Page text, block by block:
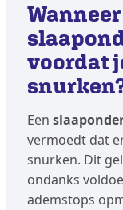
voordat
Een
vermoedt dat
snurken. Dit
ondanks
ademstops